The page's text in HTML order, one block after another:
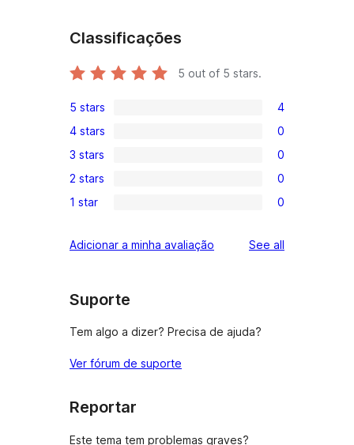
Classificações
5 out of 5 stars.
4
5-
star
reviews
5 stars 4
0
4-
star
reviews
4 stars 0
0
3-
star
3 stars 0
0
2-
reviews
2 stars 0
0
star
1 star 0
Adicionar a minha avaliação See all
Suporte
Tem algo a dizer? Precisa de ajuda?
Ver fórum de suporte
Reportar
Este tema tem problemas graves?